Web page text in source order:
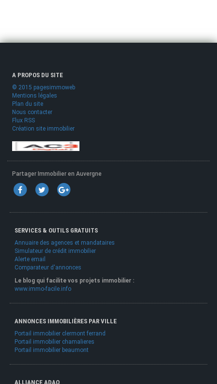
A PROPOS DU SITE
© 2015 pagesimmoweb
Mentions légales
Plan du site
Nous contacter
Flux RSS
Création site immobilier
Partager Immobilier en Auvergne
SERVICES & OUTILS GRATUITS
Annuaire des agences et mandataires
Simulateur de crédit immobilier
Alerte email
Comparateur d'annonces
Le blog qui facilite vos projets immobilier :
www.immo-facile.info
ANNONCES IMMOBILIÈRES PAR VILLE
Portail immobilier clermont ferrand
Portail immobilier chamalieres
Portail immobilier beaumont
ALLIANCE ADAO